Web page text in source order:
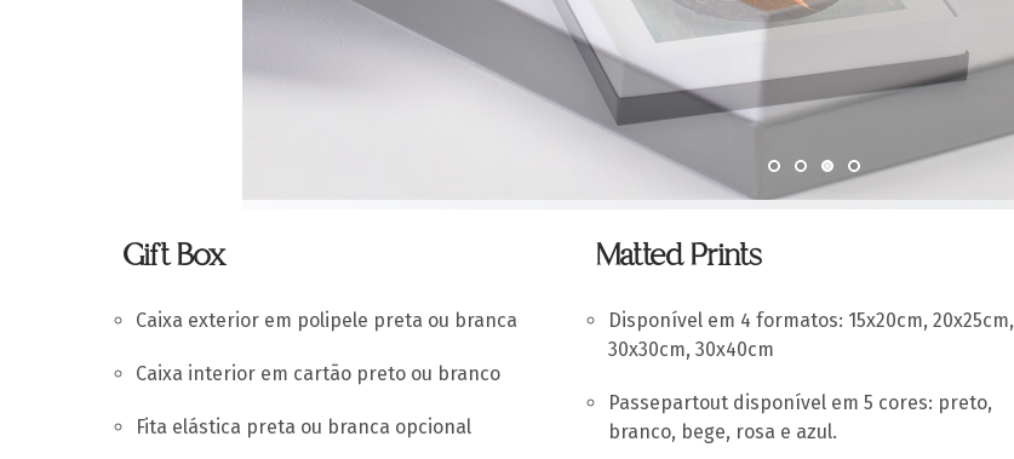
Gift Box
Caixa exterior em polipele preta ou branca
Caixa interior em cartão preto ou branco
Fita elástica preta ou branca opcional
Matted Prints
Disponível em 4 formatos: 15x20cm, 20x25cm,
30x30cm, 30x40cm
Passepartout disponível em 5 cores: preto,
branco, bege, rosa e azul.